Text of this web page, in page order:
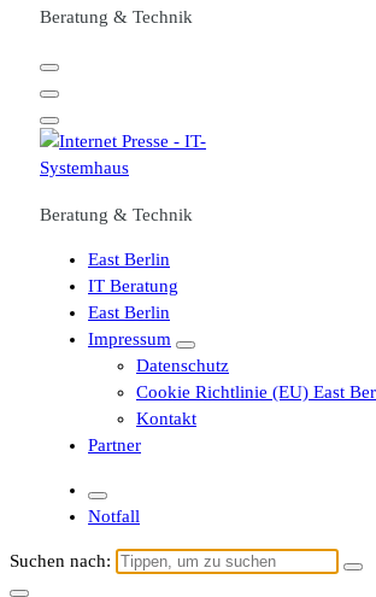
Beratung & Technik
Beratung & Technik
East Berlin
IT Beratung
East Berlin
Impressum
Datenschutz
Cookie Richtlinie (EU) East
Kontakt
Partner
Notfall
Suchen nach: